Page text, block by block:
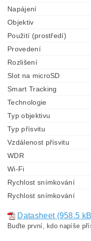
Napájení
Objektiv
Použití (prostředí)
Provedení
Rozlišení
Slot na microSD
Smart Tracking
Technologie
Typ objektivu
Typ přísvitu
Vzdálenost přísvitu
WDR
Wi-Fi
Rychlost snímkování
Rychlost snímkování
Datasheet (958.5
Buďte první, kdo napíše